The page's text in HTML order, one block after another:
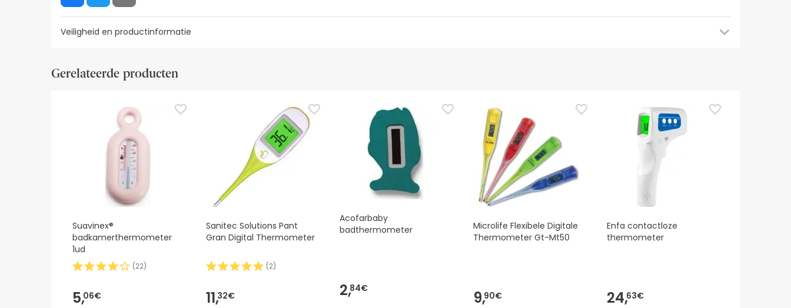
Veiligheid en productinformatie
Visuele beveiligingsbronnen
tussentijd raden we je aan de veiligheidsinformatie bij het product te lezen voordat je het gebruikt. Als je vragen hebt over de veiligheid, aarzel dan niet om
contact met ons op te nemen. Als u wilt, kunt u het product ook retourneren door onze algemene
voorwaarden te volgen
Gerelateerde producten
Suavinex®
badkamerthermometer
1ud
(22)
5,06€
Sanitec Solutions Pant
Gran Digital Thermometer
(2)
11,32€
Acofarbaby
badthermometer
2,84€
Microlife Flexibele Digitale
Thermometer Gt-Mt50
9,90€
Enfa contactloze
thermometer
24,63€